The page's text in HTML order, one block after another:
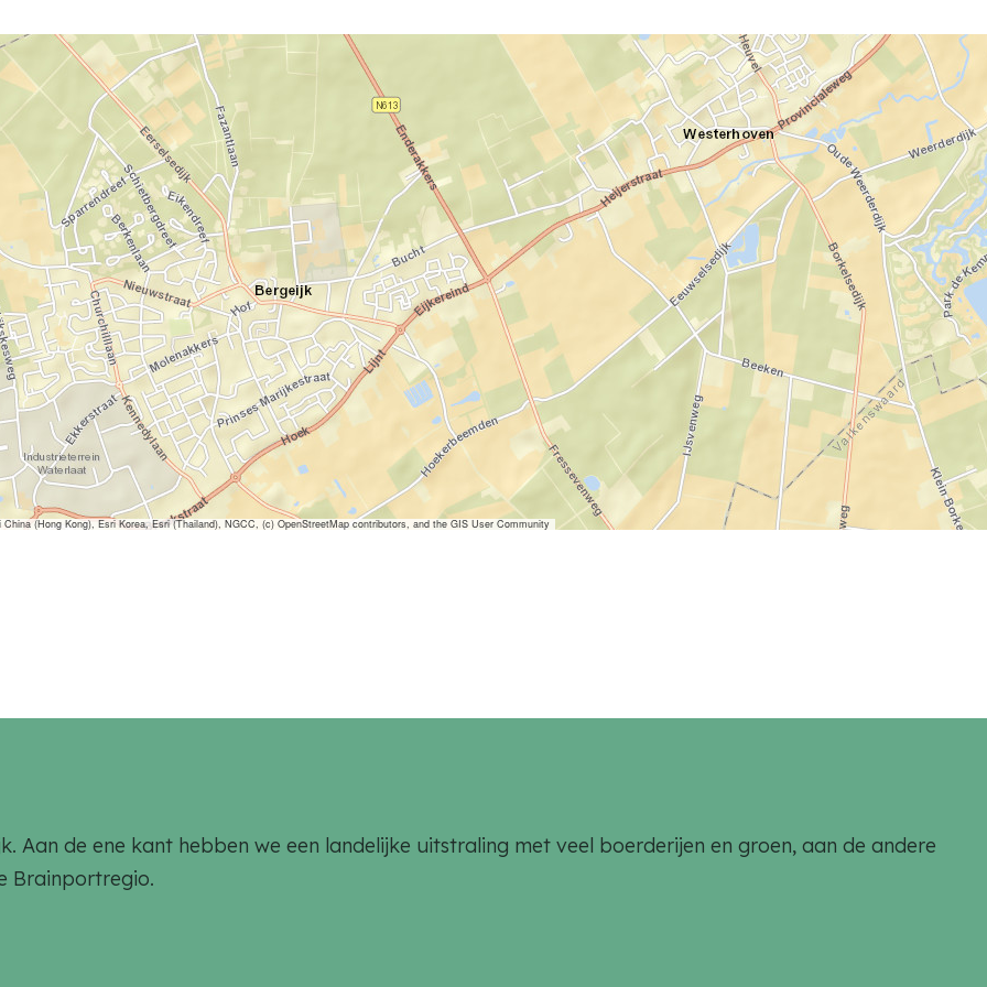
(Hong Kong), Esri Korea, Esri (Thailand), NGCC, (c) OpenStreetMap contributors, and the GIS User Community
Aan de ene kant hebben we een landelijke uitstraling met veel boerderijen en groen, aan de andere
Brainportregio.